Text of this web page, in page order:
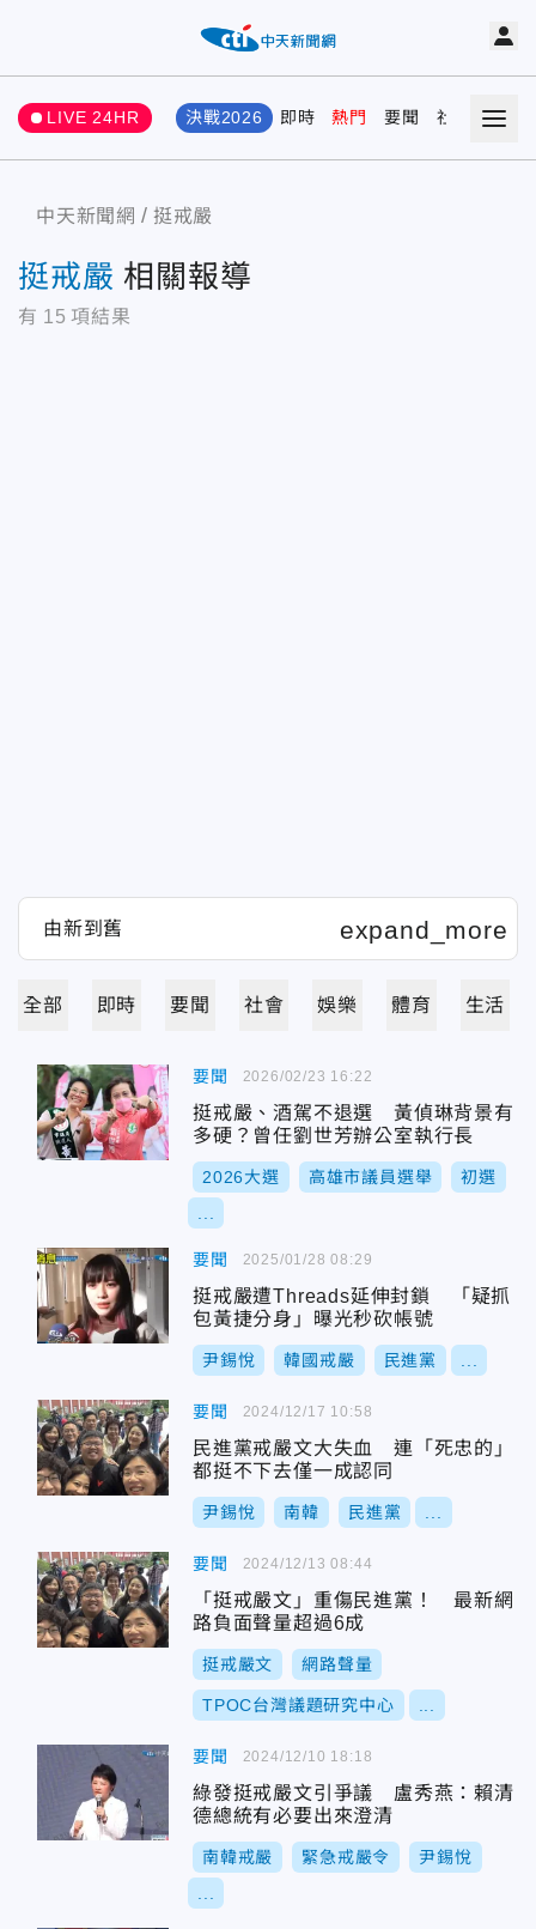
LIVE 24HR 決戰2026 即時 熱門 要聞 社會 娛樂
中天新聞網 挺戒嚴
挺戒嚴 相關報導
有 15 項結果
全部 即時 要聞 社會 娛樂 體育 生活
要聞
挺戒嚴、酒駕不退選 黃偵琳背景有
多硬？曾任劉世芳辦公室執行長
2026大選 高雄市議員選舉 初選
2026/02/23 16:22
要聞
挺戒嚴遭Threads延伸封鎖 「疑抓
包黃捷分身」曝光秒砍帳號
尹錫悅 韓國戒嚴 民進黨
2025/01/28 08:29
要聞
民進黨戒嚴文大失血 連「死忠的」
都挺不下去僅一成認同
尹錫悅 南韓 民進黨
2024/12/17 10:58
要聞
「挺戒嚴文」重傷民進黨！ 最新網
路負面聲量超過6成
挺戒嚴文 網路聲量
TPOC台灣議題研究中心
2024/12/13 08:44
要聞
綠發挺戒嚴文引爭議 盧秀燕：賴清
德總統有必要出來澄清
南韓戒嚴 緊急戒嚴令 尹錫悅
2024/12/10 18:18